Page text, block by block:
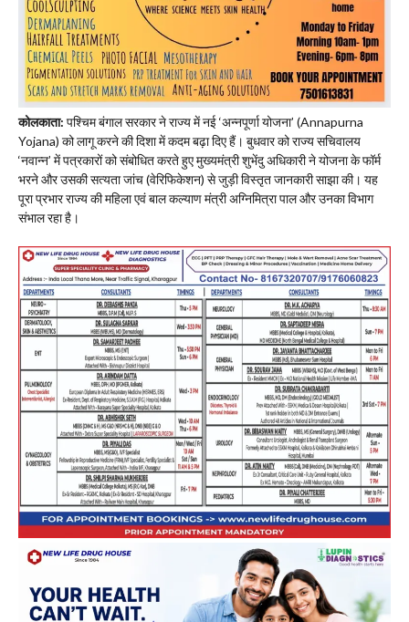
कोलकाता: पश्चिम बंगाल सरकार ने राज्य में नई ‘अन्नपूर्णा योजना’ (Annapurna
Yojana) को लागू करने की दिशा में कदम बढ़ा दिए हैं। बुधवार को राज्य सचिवालय
‘नवान्न’ में पत्रकारों को संबोधित करते हुए मुख्यमंत्री शुभेंदु अधिकारी ने योजना के फॉर्म
भरने और उसकी सत्यता जांच (वेरिफिकेशन) से जुड़ी विस्तृत जानकारी साझा की। यह
पूरा प्रभार राज्य की महिला एवं बाल कल्याण मंत्री अग्निमित्रा पाल और उनका विभाग
संभाल रहा है।